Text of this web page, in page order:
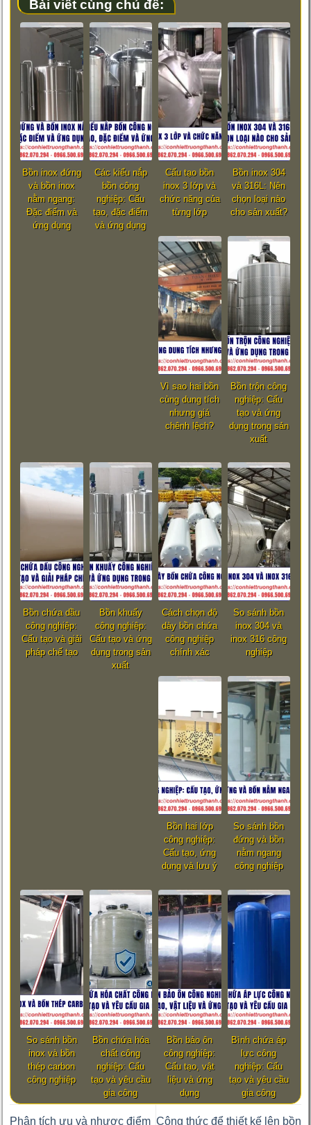
Bài viết cùng chủ đề:
Bồn inox đứng
và bồn inox
nằm ngang:
Đặc điểm và
ứng dụng
Các kiểu nắp
bồn công
nghiệp: Cấu
tạo, đặc điểm
và ứng dụng
Cấu tạo bồn
inox 3 lớp và
chức năng của
từng lớp
Bồn inox 304
và 316L: Nên
chọn loại nào
cho sản xuất?
Vì sao hai bồn
cùng dung tích
nhưng giá
chênh lệch?
Bồn trộn công
nghiệp: Cấu
tạo và ứng
dụng trong sản
xuất
Bồn chứa dầu
công nghiệp:
Cấu tạo và giải
pháp chế tạo
Bồn khuấy
công nghiệp:
Cấu tạo và ứng
dụng trong sản
xuất
Cách chọn độ
dày bồn chứa
công nghiệp
chính xác
So sánh bồn
inox 304 và
inox 316 công
nghiệp
Bồn hai lớp
công nghiệp:
Cấu tạo, ứng
dụng và lưu ý
So sánh bồn
đứng và bồn
nằm ngang
công nghiệp
So sánh bồn
inox và bồn
thép carbon
công nghiệp
Bồn chứa hóa
chất công
nghiệp: Cấu
tạo và yêu cầu
gia công
Bồn bảo ôn
công nghiệp:
Cấu tạo, vật
liệu và ứng
dụng
Bình chứa áp
lực công
nghiệp: Cấu
tạo và yêu cầu
gia công
Phân tích ưu và nhược điểm Công thức để thiết kế lên bồn